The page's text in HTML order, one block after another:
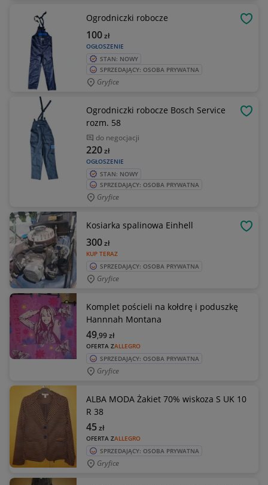
Ogrodniczki robocze
OGŁOSZENIE
100zł
STAN: NOWY
SPRZEDAJĄCY: OSOBA PRYWATNA
Gryfice
Ogrodniczki robocze Bosch Service
rozm. 58
do negocjacji
OGŁOSZENIE
220zł
STAN: NOWY
SPRZEDAJĄCY: OSOBA PRYWATNA
Gryfice
Kosiarka spalinowa Einhell
KUP TERAZ
300zł
SPRZEDAJĄCY: OSOBA PRYWATNA
Gryfice
Komplet pościeli na kołdrę i poduszkę
Hannnah Montana
OFERTA ZALLEGRO
49,99zł
SPRZEDAJĄCY: OSOBA PRYWATNA
Gryfice
ALBA MODA Żakiet 70% wiskoza S UK 10
R 38
OFERTA ZALLEGRO
45zł
SPRZEDAJĄCY: OSOBA PRYWATNA
Gryfice